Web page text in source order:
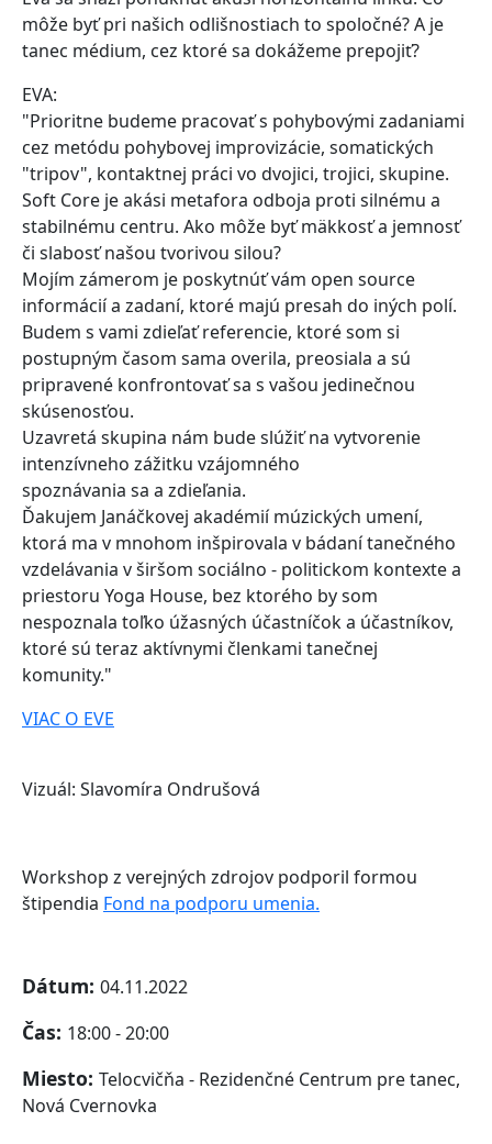
môže byť pri našich odlišnostiach to spoločné? A je
tanec médium, cez ktoré sa dokážeme prepojiť?
EVA:
"Prioritne budeme pracovať s pohybovými zadaniami
cez metódu pohybovej improvizácie, somatických
"tripov", kontaktnej práci vo dvojici, trojici, skupine.
Soft Core je akási metafora odboja proti silnému a
stabilnému centru. Ako môže byť mäkkosť a jemnosť
či slabosť našou tvorivou silou?
Mojím zámerom je poskytnúť vám open source
informácií a zadaní, ktoré majú presah do iných polí.
Budem s vami zdieľať referencie, ktoré som si
postupným časom sama overila, preosiala a sú
pripravené konfrontovať sa s vašou jedinečnou
skúsenosťou.
Uzavretá skupina nám bude slúžiť na vytvorenie
intenzívneho zážitku vzájomného
spoznávania sa a zdieľania.
Ďakujem Janáčkovej akadémií múzických umení,
ktorá ma v mnohom inšpirovala v bádaní tanečného
vzdelávania v širšom sociálno - politickom kontexte a
priestoru Yoga House, bez ktorého by som
nespoznala toľko úžasných účastníčok a účastníkov,
ktoré sú teraz aktívnymi členkami tanečnej
komunity."
VIAC O EVE
Vizuál: Slavomíra Ondrušová
Workshop z verejných zdrojov podporil formou
štipendia Fond na podporu umenia.
Dátum: 04.11.2022
Čas: 18:00 - 20:00
Miesto: Telocvičňa - Rezidenčné Centrum pre tanec,
Nová Cvernovka